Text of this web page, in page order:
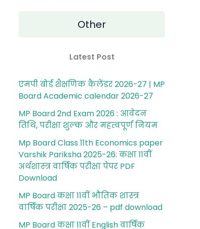
Other
Latest Post
एमपी बोर्ड शैक्षणिक कैलेंडर 2026-27 | MP
Board Academic calendar 2026-27
MP Board 2nd Exam 2026 : आवेदन
तिथि, परीक्षा शुल्‍क और महत्‍वपूर्ण नियम
Mp Board Class 11th Economics paper
Varshik Pariksha 2025-26: कक्षा 11वीं
अर्थशास्‍त्र वार्षिक परीक्षा पेपर PDF
Download
MP Board कक्षा 11वीं भौतिक शास्‍त्र
वार्षिक परीक्षा 2025-26 – pdf download
MP Board कक्षा 11वीं English वार्षिक